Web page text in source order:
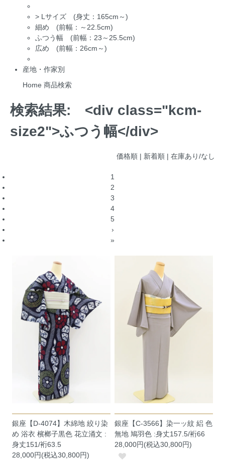
> Lサイズ (身丈：165cm～)
細め (前幅：～22.5cm)
ふつう幅 (前幅：23～25.5cm)
広め (前幅：26cm～)
産地・作家別
Home 商品検索
検索結果:
<div class="kcm-
size2">ふつう幅</div>
価格順 | 新着順 | 在庫あり/なし
1
2
3
4
5
›
»
銀座【D-4074】木綿地 絞り染
め 浴衣 檳榔子黒色 花立涌文 :
身丈151/裄63.5
28,000円(税込30,800円)
銀座【C-3566】染一ッ紋 絽 色
無地 鳩羽色 :身丈157.5/裄66
28,000円(税込30,800円)